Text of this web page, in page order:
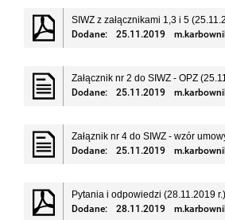
SIWZ z załącznikami 1,3 i 5
Dodane:
25.11.2019
Załącznik nr 2 do SIWZ - OPZ
Dodane:
25.11.2019
Załąznik nr 4 do SIWZ - wzór
Dodane:
25.11.2019
Pytania i odpowiedzi (28.11.2019 r.)
Dodane:
28.11.2019